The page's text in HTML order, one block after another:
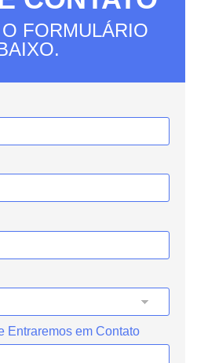
FORMULÁRIO
Entraremos em Contato